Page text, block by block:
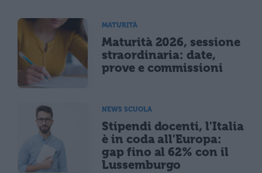
MATURITÀ
Maturità 2026, sessione
straordinaria: date,
prove e commissioni
NEWS SCUOLA
Stipendi docenti, l'Italia
è in coda all'Europa:
gap fino al 62% con il
Lussemburgo